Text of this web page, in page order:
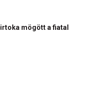
mögött a fiatal